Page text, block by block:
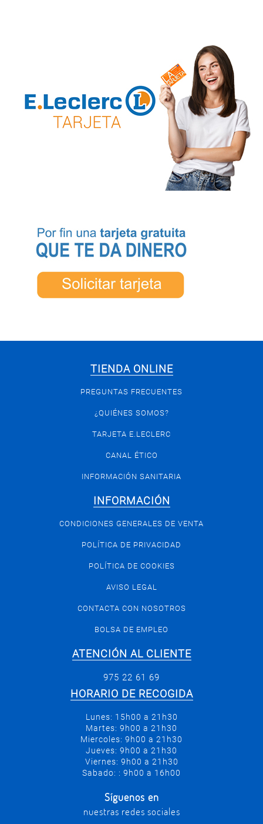
TIENDA ONLINE
PREGUNTAS FRECUENTES
¿QUIÉNES SOMOS?
TARJETA E.LECLERC
CANAL ÉTICO
INFORMACIÓN SANITARIA
INFORMACIÓN
CONDICIONES GENERALES DE VENTA
POLÍTICA DE PRIVACIDAD
POLÍTICA DE COOKIES
AVISO LEGAL
CONTACTA CON NOSOTROS
BOLSA DE EMPLEO
ATENCIÓN AL CLIENTE
975 22 61 69
HORARIO DE RECOGIDA
Lunes: 15h00 a 21h30
Martes: 9h00 a 21h30
Miercoles: 9h00 a 21h30
Jueves: 9h00 a 21h30
Viernes: 9h00 a 21h30
Sabado: : 9h00 a 16h00
Síguenos en
nuestras redes sociales